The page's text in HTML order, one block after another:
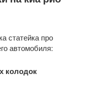
статейка про
автомобиля:
колодок